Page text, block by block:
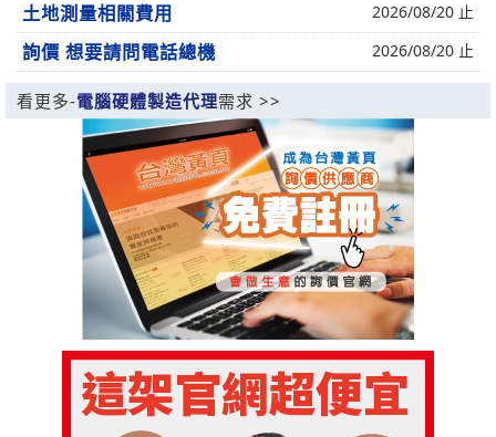
土地測量相關費用 2026/08/20 止
詢價 想要請問電話總機 2026/08/20 止
看更多-電腦硬體製造代理需求 >>